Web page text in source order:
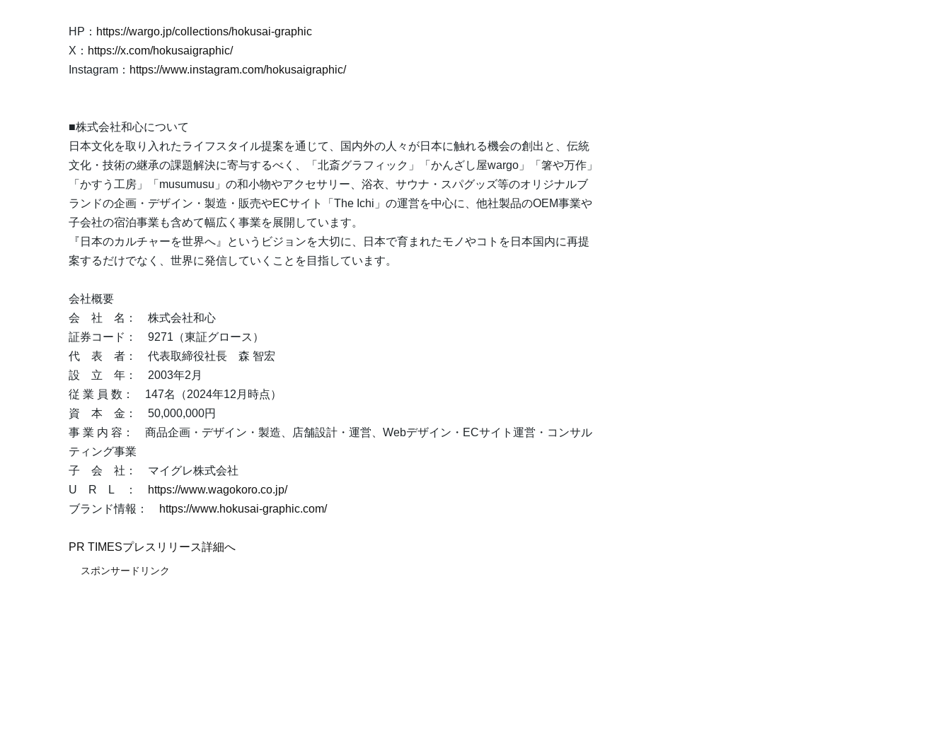
HP： https://wargo.jp/collections/hokusai-graphic
X： https://x.com/hokusaigraphic/
Instagram： https://www.instagram.com/hokusaigraphic/
■株式会社和心について
日本文化を取り入れたライフスタイル提案を通じて、国内外の人々が日本に触れる機会の創出と、伝統
文化・技術の継承の課題解決に寄与するべく、「北斎グラフィック」「かんざし屋wargo」「箸や万作」
「かすう工房」「musumusu」の和小物やアクセサリー、浴衣、サウナ・スパグッズ等のオリジナルブ
ランドの企画・デザイン・製造・販売やECサイト「The Ichi」の運営を中心に、他社製品のOEM事業や
子会社の宿泊事業も含めて幅広く事業を展開しています。
『日本のカルチャーを世界へ』というビジョンを大切に、日本で育まれたモノやコトを日本国内に再提
案するだけでなく、世界に発信していくことを目指しています。
会社概要
会 社 名： 株式会社和心
証券コード： 9271（東証グロース）
代 表 者： 代表取締役社長 森 智宏
設 立 年： 2003年2月
従 業 員 数： 147名（2024年12月時点）
資 本 金： 50,000,000円
事 業 内 容： 商品企画・デザイン・製造、店舗設計・運営、Webデザイン・ECサイト運営・コンサル
ティング事業
子 会 社： マイグレ株式会社
U R L ：
https://www.wagokoro.co.jp/
ブランド情報：
https://www.hokusai-graphic.com/
PR TIMESプレスリリース詳細へ
スポンサードリンク